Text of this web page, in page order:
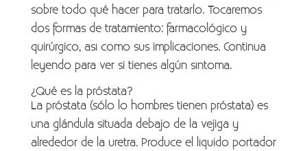
sobre todo qué hacer para tratarlo. Tocaremos
dos formas de tratamiento: farmacológico y
quirúrgico, así como sus implicaciones. Continua
leyendo para ver si tienes algún síntoma.
¿Qué es la próstata?
La próstata (sólo lo hombres tienen próstata) es
una glándula situada debajo de la vejiga y
alrededor de la uretra. Produce el líquido portador